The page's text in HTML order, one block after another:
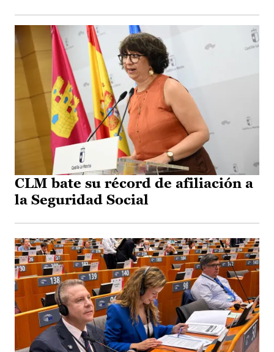
CLM bate su récord de afiliación a
la Seguridad Social